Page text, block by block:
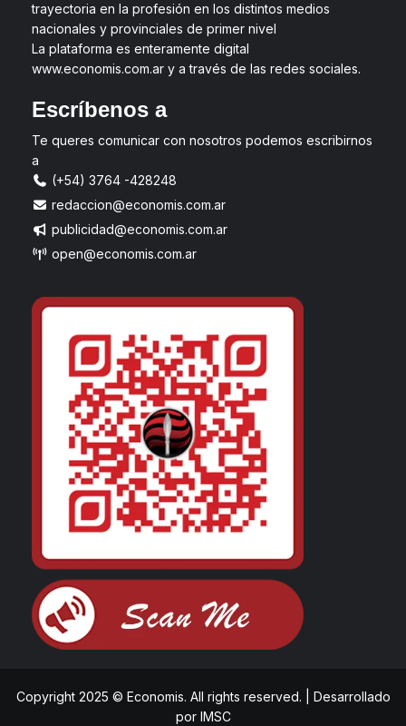
trayectoria en la profesión en los distintos medios
nacionales y provinciales de primer nivel
La plataforma es enteramente digital
www.economis.com.ar y a través de las redes sociales.
Escríbenos a
Te queres comunicar con nosotros podemos escribirnos
a
(+54) 3764 -428248
redaccion@economis.com.ar
publicidad@economis.com.ar
open@economis.com.ar
Copyright 2025 © Economis. All rights reserved.
Desarrollado
porIMSC